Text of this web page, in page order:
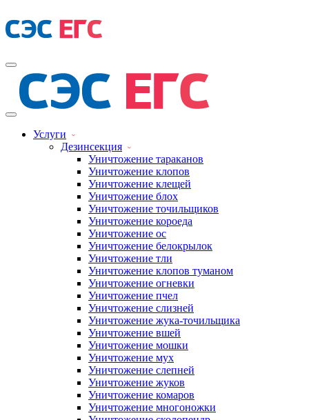
Услуги
Дезинсекция
Уничтожение тараканов
Уничтожение клопов
Уничтожение клещей
Уничтожение блох
Уничтожение точильщиков
Уничтожение короеда
Уничтожение ос
Уничтожение белокрылок
Уничтожение тли
Уничтожение клопов туманом
Уничтожение огневки
Уничтожение пчел
Уничтожение слизней
Уничтожение жука-точильщика
Уничтожение вшей
Уничтожение мошки
Уничтожение мух
Уничтожение слепней
Уничтожение жуков
Уничтожение комаров
Уничтожение многоножки